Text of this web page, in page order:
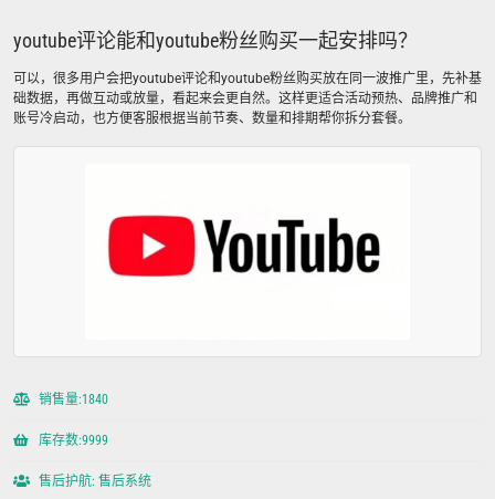
youtube评论能和youtube粉丝购买一起安排吗？
可以，很多用户会把youtube评论和youtube粉丝购买放在同一波推广里，先补基
础数据，再做互动或放量，看起来会更自然。这样更适合活动预热、品牌推广和
账号冷启动，也方便客服根据当前节奏、数量和排期帮你拆分套餐。
销售量:1840
库存数:9999
售后护航: 售后系统